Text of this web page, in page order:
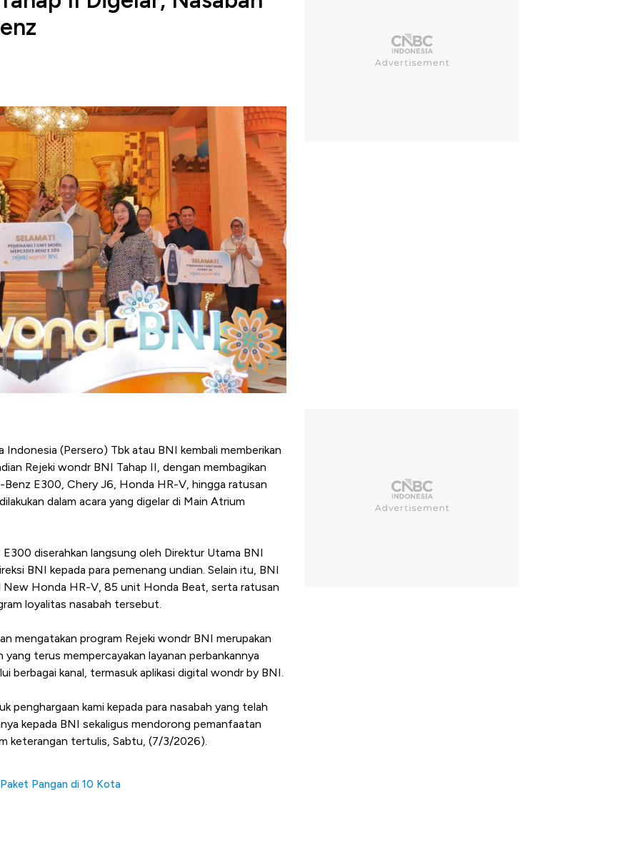
Indonesia (Persero) Tbk atau BNI kembali memberikan
Rejeki wondr BNI Tahap II, dengan membagikan
Benz E300, Chery J6, Honda HR-V, hingga ratusan
dalam acara yang digelar di Main Atrium
diserahkan langsung oleh Direktur Utama BNI
BNI kepada para pemenang undian. Selain itu, BNI
New Honda HR-V, 85 unit Honda Beat, serta ratusan
loyalitas nasabah tersebut.
mengatakan program Rejeki wondr BNI merupakan
terus mempercayakan layanan perbankannya
berbagai kanal, termasuk aplikasi digital wondr by BNI.
penghargaan kami kepada para nasabah yang telah
kepada BNI sekaligus mendorong pemanfaatan
keterangan tertulis, Sabtu, (7/3/2026).
Pangan di 10 Kota